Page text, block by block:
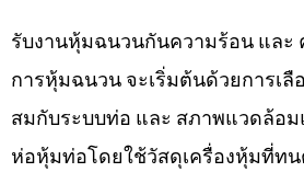
รับงานหุ้มฉนวนกันความร้อน และ
การหุ้มฉนวน จะเริ่มต้นด้วยการเ
สมกับระบบท่อ และ สภาพแวดล้อ
ห่อหุ้มท่อโดยใช้วัสดุเครื่องหุ้มที่ท